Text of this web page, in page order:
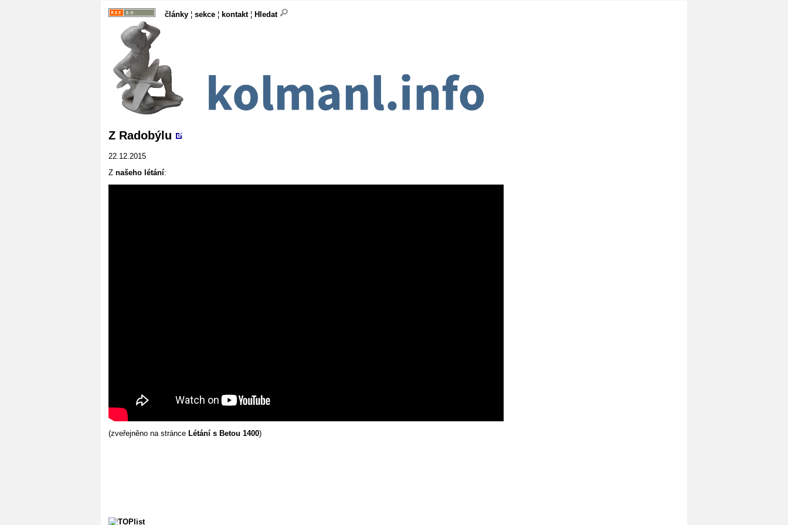
články ¦ sekce ¦ kontakt¦ Hledat
Z Radobýlu
22.12.2015
Z našeho létání:
(zveřejněno na stránce Létání s Betou 1400)